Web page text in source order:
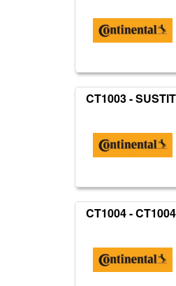
CT1003 -
CT1004 -